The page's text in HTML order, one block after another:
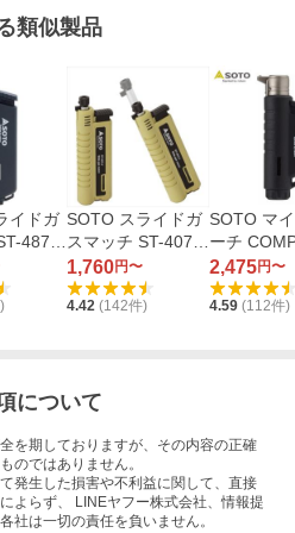
類似製品
イドガ
487
SOTO スライドガ
スマッチ ST-407L
V（オリーブ）
1,760円〜
4.42 (142件)
SOTO マ
ーチ
（コンパ
485BK（
ク）
2,475円〜
4.59 (112件)
について
を期しておりますが、その内容の正確
のではありません。
発生した損害や不利益に関して、直接
よらず、 LINEヤフー株式会社、情報提
社は一切の責任を負いません。